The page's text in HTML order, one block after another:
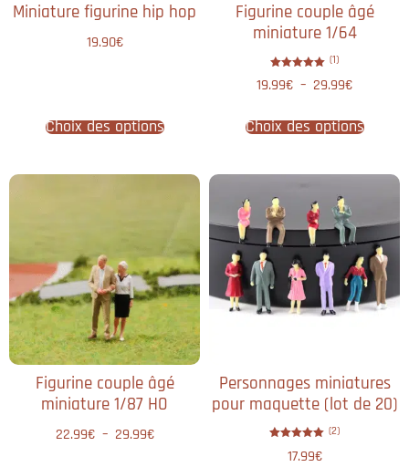
Miniature figurine hip hop
19.90€
Choix des options
Figurine couple âgé
miniature 1/64
5.00
(1)
19.99€ – 29.99€
Choix des options
Figurine couple âgé
miniature 1/87 HO
22.99€ – 29.99€
Personnages miniatures
pour maquette (lot de 20)
5.00
(2)
17.99€